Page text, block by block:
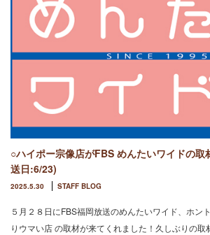
○ハイポー宗像店がFBS めんたいワイドの取
送日:6/23)
2025.5.30 STAFF BLOG
５月２８日にFBS福岡放送のめんたいワイド、ホン
りウマい店 の取材が来てくれました！久しぶりの